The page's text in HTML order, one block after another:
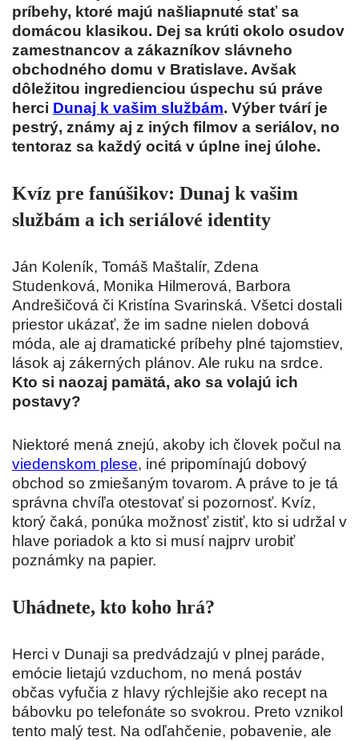
príbehy, ktoré majú našliapnuté stať sa
domácou klasikou. Dej sa krúti okolo osudov
zamestnancov a zákazníkov slávneho
obchodného domu v Bratislave. Avšak
dôležitou ingredienciou úspechu sú práve
herci Dunaj k vašim službám. Výber tvárí je
pestrý, známy aj z iných filmov a seriálov, no
tentoraz sa každý ocitá v úplne inej úlohe.
Kvíz pre fanúšikov: Dunaj k vašim
službám a ich seriálové identity
Ján Koleník, Tomáš Maštalír, Zdena
Studenková, Monika Hilmerová, Barbora
Andrešičová či Kristína Svarinská. Všetci dostali
priestor ukázať, že im sadne nielen dobová
móda, ale aj dramatické príbehy plné tajomstiev,
lások aj zákerných plánov. Ale ruku na srdce.
Kto si naozaj pamätá, ako sa volajú ich
postavy?
Niektoré mená znejú, akoby ich človek počul na
viedenskom plese, iné pripomínajú dobový
obchod so zmiešaným tovarom. A práve to je tá
správna chvíľa otestovať si pozornosť. Kvíz,
ktorý čaká, ponúka možnosť zistiť, kto si udržal v
hlave poriadok a kto si musí najprv urobiť
poznámky na papier.
Uhádnete, kto koho hrá?
Herci v Dunaji sa predvádzajú v plnej paráde,
emócie lietajú vzduchom, no mená postáv
občas vyfučia z hlavy rýchlejšie ako recept na
bábovku po telefonáte so svokrou. Preto vznikol
tento malý test. Na odľahčenie, pobavenie, ale